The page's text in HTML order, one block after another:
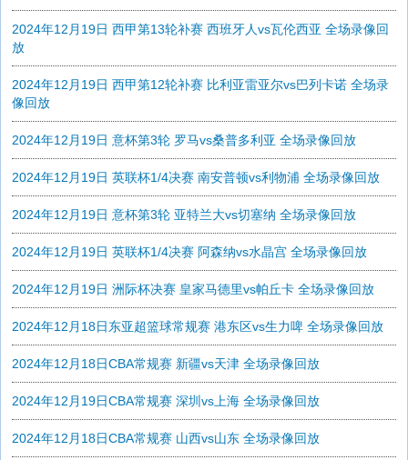
2024年12月19日 西甲第13轮补赛 西班牙人vs瓦伦西亚 全场录像回
放
2024年12月19日 西甲第12轮补赛 比利亚雷亚尔vs巴列卡诺 全场录
像回放
2024年12月19日 意杯第3轮 罗马vs桑普多利亚 全场录像回放
2024年12月19日 英联杯1/4决赛 南安普顿vs利物浦 全场录像回放
2024年12月19日 意杯第3轮 亚特兰大vs切塞纳 全场录像回放
2024年12月19日 英联杯1/4决赛 阿森纳vs水晶宫 全场录像回放
2024年12月19日 洲际杯决赛 皇家马德里vs帕丘卡 全场录像回放
2024年12月18日东亚超篮球常规赛 港东区vs生力啤 全场录像回放
2024年12月18日CBA常规赛 新疆vs天津 全场录像回放
2024年12月19日CBA常规赛 深圳vs上海 全场录像回放
2024年12月18日CBA常规赛 山西vs山东 全场录像回放